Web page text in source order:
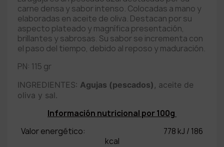
carne densa y sabor intenso. Colocadas a mano y
elaboradas en aceite de oliva. Destacan por su
aspecto plateado y magnífica presentación,
brillantes y sabrosas. Su sabor se incrementa con
el paso del tiempo, debido al reposo y maduración.
PN: 115 gr
INGREDIENTES: Agujas (pescados) , aceite de
oliva y sal.
Información nutricional por 100g
Valor energético: 778 kJ / 186
kcal